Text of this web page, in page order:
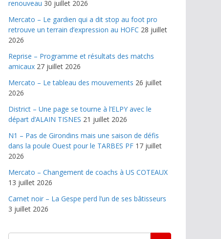
renouveau 30 juillet 2026
Mercato – Le gardien qui a dit stop au foot pro
retrouve un terrain d’expression au HOFC 28 juillet
2026
Reprise – Programme et résultats des matchs
amicaux 27 juillet 2026
Mercato – Le tableau des mouvements 26 juillet
2026
District – Une page se tourne à l’ELPY avec le
départ d’ALAIN TISNES 21 juillet 2026
N1 – Pas de Girondins mais une saison de défis
dans la poule Ouest pour le TARBES PF 17 juillet
2026
Mercato – Changement de coachs à US COTEAUX
13 juillet 2026
Carnet noir – La Gespe perd l’un de ses bâtisseurs
3 juillet 2026